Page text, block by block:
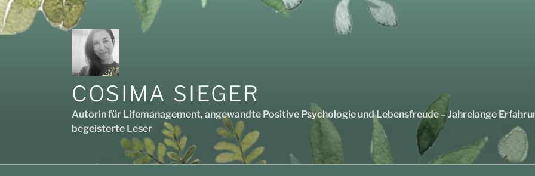
Zum
Inhalt
springen
COSIMA SIEGER
Autorin für Lifemanagement, angewandte Positive Psychologie und Lebensfreude – Jahrelange
begeisterte Leser